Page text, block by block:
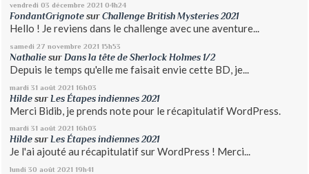
vendredi 03 décembre 2021 04h24
FondantGrignote surChallenge British Mysteries 2021
Hello ! Je reviens dans le challenge avec une aventure...
samedi 27 novembre 2021 15h53
Nathalie surDans la tête de Sherlock Holmes 1/2
Depuis le temps qu'elle me faisait envie cette BD, je...
mardi 31 août 2021 16h03
Hilde sur Les Étapes indiennes 2021
Merci Bidib, je prends note pour le récapitulatif WordPress.
mardi 31 août 2021 16h03
Hilde surLes Étapes indiennes 2021
Je l'ai ajouté au récapitulatif sur WordPress ! Merci...
lundi 30 août 2021 19h41